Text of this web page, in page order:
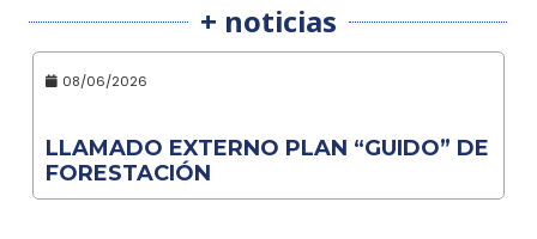
+ noticias
08/06/2026
LLAMADO EXTERNO PLAN “GUIDO” DE
FORESTACIÓN